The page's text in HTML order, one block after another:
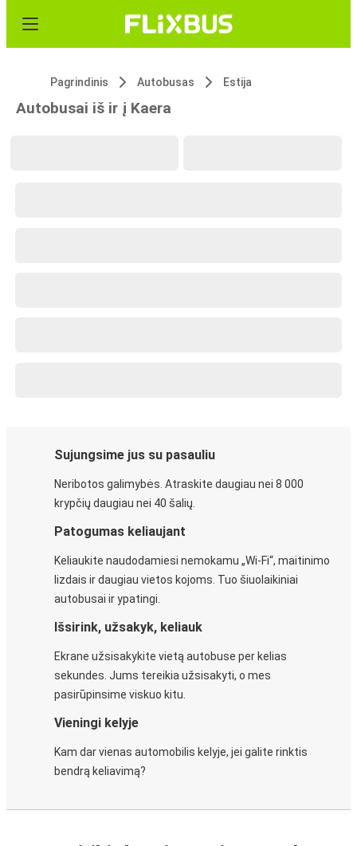
Pagrindinis Autobusas Estija
Autobusai iš ir į Kaera
Sujungsime jus su pasauliu
Neribotos galimybės. Atraskite daugiau nei 8 000
krypčių daugiau nei 40 šalių.
Patogumas keliaujant
Keliaukite naudodamiesi nemokamu „Wi-Fi“, maitinimo
lizdais ir daugiau vietos kojoms. Tuo šiuolaikiniai
autobusai ir ypatingi.
Išsirink, užsakyk, keliauk
Ekrane užsisakykite vietą autobuse per kelias
sekundes. Jums tereikia užsisakyti, o mes
pasirūpinsime viskuo kitu.
Vieningi kelyje
Kam dar vienas automobilis kelyje, jei galite rinktis
bendrą keliavimą?